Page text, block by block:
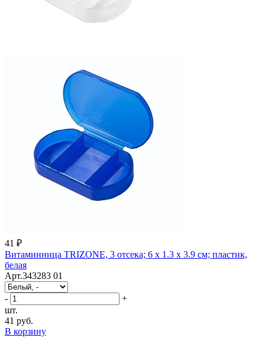
41 ₽
Витаминница TRIZONE, 3 отсека; 6 x 1.3 x 3.9 см; пластик,
белая
Арт.343283 01
-
+
шт.
41 руб.
В корзину